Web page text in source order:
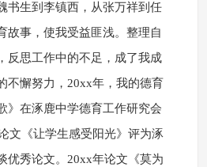
书生到李镇西，从张万祥到任
故事，使我受益匪浅。整理自
反思工作中的不足，成了我成
不懈努力，20xx年，我的德育
》在涿鹿中学德育工作研究会
文《让学生感受阳光》评为涿
优秀论文。20xx年论文《莫为